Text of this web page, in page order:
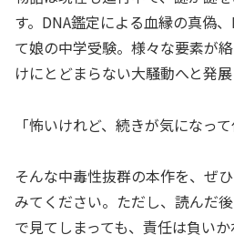
す。DNA鑑定による血縁の真偽
て娘の中学受験。様々な要素が
けにとどまらない大騒動へと発展
「怖いけれど、続きが気になって
そんな中毒性抜群の本作を、ぜ
みてください。ただし、読んだ
で見てしまっても、責任は負いか